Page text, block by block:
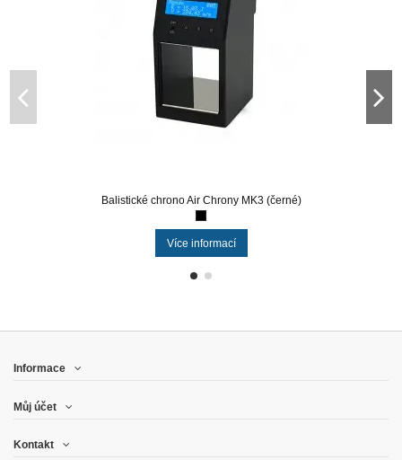
Balistické chrono Air Chrony MK3 (černé)
Více informací
Informace
Můj účet
Kontakt